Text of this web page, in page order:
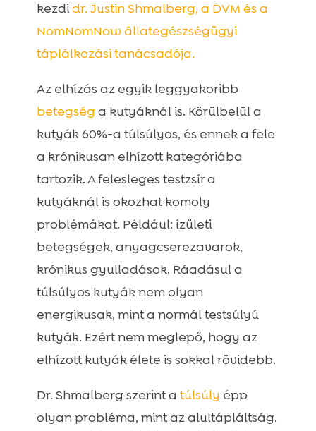
kezdidr. Justin Shmalberg, a DVM és a
NomNomNow állategészségügyi
táplálkozási tanácsadója.
Az elhízás az egyik leggyakoribb
betegséga kutyáknál is. Körülbelül a
kutyák 60%-a túlsúlyos, és ennek a fele
a krónikusan elhízott kategóriába
tartozik. A felesleges testzsír a
kutyáknál is okozhat komoly
problémákat. Például: ízületi
betegségek, anyagcserezavarok,
krónikus gyulladások. Ráadásul a
túlsúlyos kutyák nem olyan
energikusak, mint a normál testsúlyú
kutyák. Ezért nem meglepő, hogy az
elhízott kutyák élete is sokkal rövidebb.
Dr. Shmalberg szerint a túlsúly épp
olyan probléma, mint az alultápláltság.